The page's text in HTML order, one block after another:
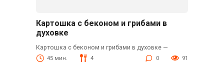
Картошка с беконом и грибами в
духовке
Картошка с беконом и грибами в духовке —
45 мин. 4 0 91